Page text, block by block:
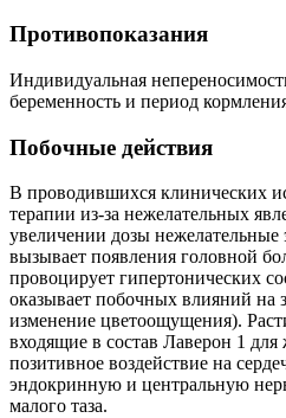
Противопоказания
Индивидуальная
беременность и период
Побочные действия
В проводившихся клинических
терапии из-за нежелательных
увеличении дозы
вызывает появления головной
провоцирует гипертонических
оказывает побочных влияний на
изменение цветоощущения).
входящие в состав Лаверон 1
позитивное воздействие на
эндокринную и центральную
малого таза.